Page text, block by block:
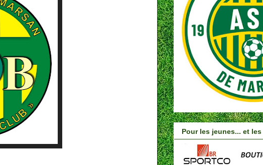
Pour les jeunes... et